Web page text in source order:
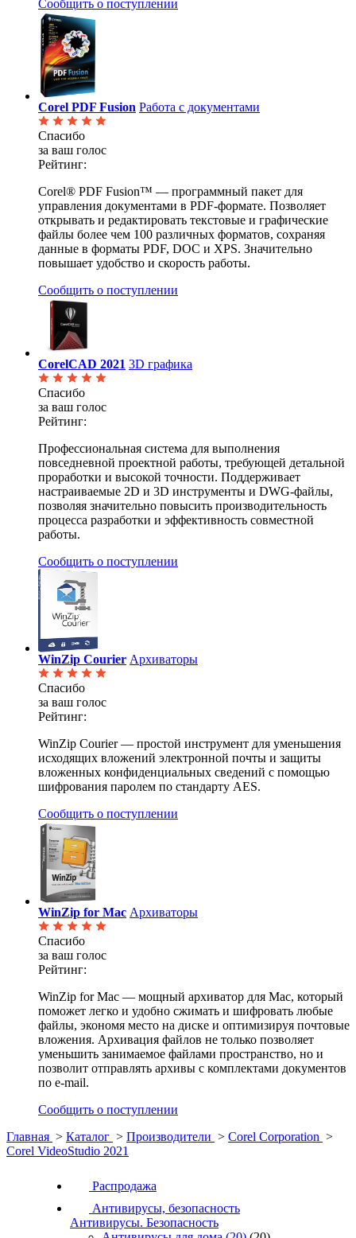
Сообщить о поступлении
Corel PDF Fusion Работа с документами
Спасибо
за ваш голос
Рейтинг:
Corel® PDF Fusion™ — программный пакет для
управления документами в PDF-формате. Позволяет
открывать и редактировать текстовые и графические
файлы более чем 100 различных форматов, сохраняя
данные в форматы PDF, DOC и XPS. Значительно
повышает удобство и скорость работы.
Сообщить о поступлении
CorelCAD 2021 3D графика
Спасибо
за ваш голос
Рейтинг:
Профессиональная система для выполнения
повседневной проектной работы, требующей детальной
проработки и высокой точности. Поддерживает
настраиваемые 2D и 3D инструменты и DWG-файлы,
позволяя значительно повысить производительность
процесса разработки и эффективность совместной
работы.
Сообщить о поступлении
WinZip Courier Архиваторы
Спасибо
за ваш голос
Рейтинг:
WinZip Courier — простой инструмент для уменьшения
исходящих вложений электронной почты и защиты
вложенных конфиденциальных сведений с помощью
шифрования паролем по стандарту AES.
Сообщить о поступлении
WinZip for Mac Архиваторы
Спасибо
за ваш голос
Рейтинг:
WinZip for Mac — мощный архиватор для Mac, который
поможет легко и удобно сжимать и шифровать любые
файлы, экономя место на диске и оптимизируя почтовые
вложения. Архивация файлов не только позволяет
уменьшить занимаемое файлами пространство, но и
позволит отправлять архивы с комплектами документов
по e-mail.
Сообщить о поступлении
Главная > Каталог > Производители > Corel Corporation >
Corel VideoStudio 2021
Распродажа
Антивирусы, безопасность
Антивирусы. Безопасность